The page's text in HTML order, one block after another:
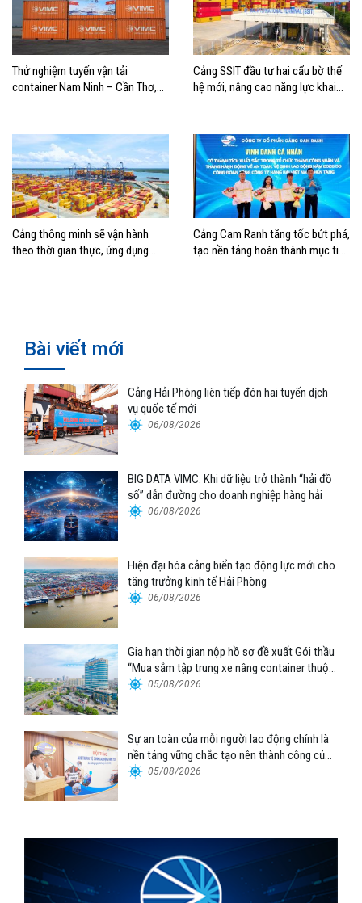
Thử nghiệm tuyến vận tải
container Nam Ninh – Cần Thơ,
Cảng SSIT đầu tư hai cẩu bờ thế
hệ mới, nâng cao năng lực khai
Cảng thông minh sẽ vận hành
theo thời gian thực, ứng dụng
Cảng Cam Ranh tăng tốc bứt phá,
tạo nền tảng hoàn thành mục tiêu
Bài viết mới
Cảng Hải Phòng liên tiếp đón hai tuyến dịch
vụ quốc tế mới
06/08/2026
BIG DATA VIMC: Khi dữ liệu trở thành “hải đồ
số” dẫn đường cho doanh nghiệp hàng hải
06/08/2026
Hiện đại hóa cảng biển tạo động lực mới cho
tăng trưởng kinh tế Hải Phòng
06/08/2026
Gia hạn thời gian nộp hồ sơ đề xuất Gói thầu
“Mua sắm tập trung xe nâng container thuộc
Tổng công ty Hàng hải Việt Nam – CTCP”
05/08/2026
Sự an toàn của mỗi người lao động chính là
nền tảng vững chắc tạo nên thành công của
Cảng Đà Nẵng
05/08/2026